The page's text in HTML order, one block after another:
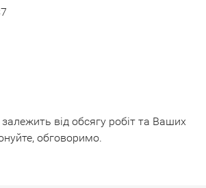
від обсягу робіт та Ваших
обговоримо.